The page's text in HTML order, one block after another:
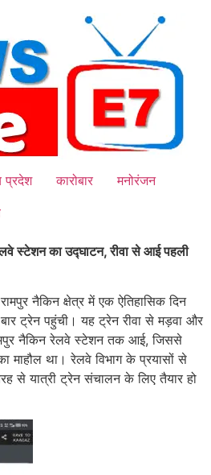
प्रदेश कारोबार
मनोरंजन
स्टेशन का उद्घाटन, रीवा से आई पहली
नैकिन क्षेत्र में एक ऐतिहासिक दिन
ट्रेन पहुंची। यह ट्रेन रीवा से मड़वा और
नैकिन रेलवे स्टेशन तक आई, जिससे
माहौल था। रेलवे विभाग के प्रयासों से
से यात्री ट्रेन संचालन के लिए तैयार हो